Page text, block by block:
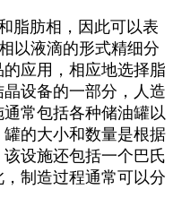
脂肪相，因此可以表
以液滴的形式精细分
应用，相应地选择脂
设备的一部分，人造
常包括各种储油罐以
的大小和数量是根据
设施还包括一个巴氏
制造过程通常可以分